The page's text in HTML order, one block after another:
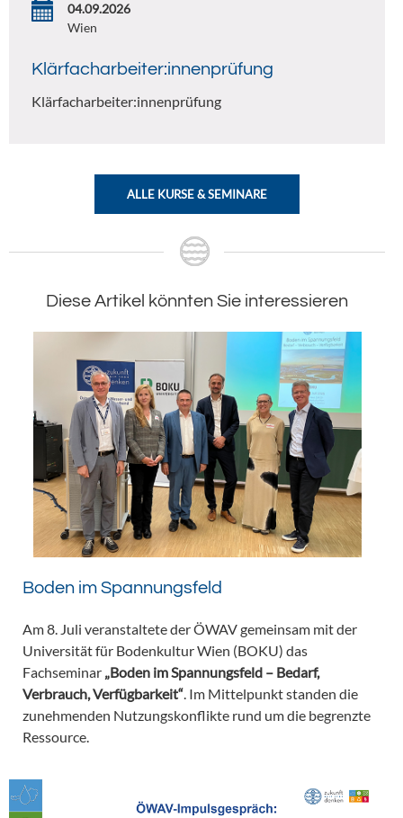
04.09.2026
Wien
Klärfacharbeiter:innenprüfung
Klärfacharbeiter:innenprüfung
ALLE KURSE & SEMINARE
Diese Artikel könnten Sie interessieren
Boden im Spannungsfeld
Am 8. Juli veranstaltete der ÖWAV gemeinsam mit der
Universität für Bodenkultur Wien (BOKU) das
Fachseminar „Boden im Spannungsfeld – Bedarf,
Verbrauch, Verfügbarkeit“ . Im Mittelpunkt standen die
zunehmenden Nutzungskonflikte rund um die begrenzte
Ressource.